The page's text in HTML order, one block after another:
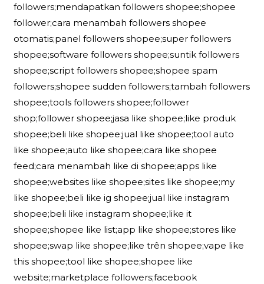
followers;mendapatkan followers shopee;shopee
follower;cara menambah followers shopee
otomatis;panel followers shopee;super followers
shopee;software followers shopee;suntik followers
shopee;script followers shopee;shopee spam
followers;shopee sudden followers;tambah followers
shopee;tools followers shopee;follower
shop;follower shopee;jasa like shopee;like produk
shopee;beli like shopee;jual like shopee;tool auto
like shopee;auto like shopee;cara like shopee
feed;cara menambah like di shopee;apps like
shopee;websites like shopee;sites like shopee;my
like shopee;beli like ig shopee;jual like instagram
shopee;beli like instagram shopee;like it
shopee;shopee like list;app like shopee;stores like
shopee;swap like shopee;like trên shopee;vape like
this shopee;tool like shopee;shopee like
website;marketplace followers;facebook